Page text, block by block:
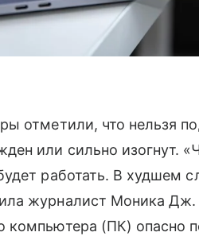
отметили, что нельзя
или сильно изогнут.
работать. В худшем
журналист Моника Дж.
компьютера (ПК) опасно